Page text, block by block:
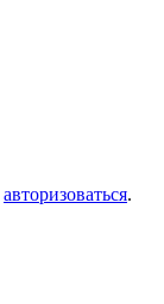
авторизоваться.